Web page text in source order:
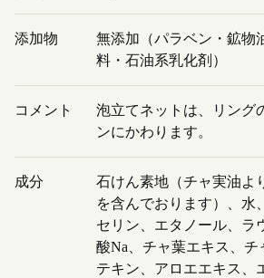
添加物
無添加（パラベン・鉱物
料・石油系乳化剤）
コメント
泡立てネットは、リング
ンにかわります。
成分
石けん素地（チャ実油よ
を含んでおります）、水
セリン、エタノール、ラ
酸Na、チャ葉エキス、チ
テキン、アロエエキス、